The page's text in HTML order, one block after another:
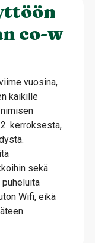
co-w
vuosina,
kaikille
kerroksesta,
sekä
Wifi, eikä